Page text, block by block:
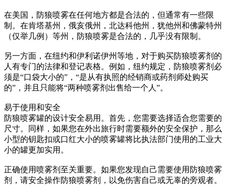
在美国，防狼喷雾在任何地方都是合法的，但通常有一些限
制。在肯塔基州，俄亥俄州，北达科他州，犹他州和佛蒙特州
（仅举几例）等州，防狼喷雾是合法的，几乎没有限制。
另一方面，在纽约和伊利诺伊州等地，对于购买防狼喷雾剂的
人有专门的法律和登记表格。例如，纽约规定，防狼喷雾剂必
须是“口袋大小的”，“是从有执照的经销商或药剂师处购买
的”，并且只能将“两种喷雾剂出售给一个人”。
易于使用和安全
防狼喷雾罐的设计安全易用。首先，您需要选择适合您需要的
尺寸。同样，如果您在外出旅行时需要额外的安全保护，那么
小型的钥匙扣或口红大小的喷雾罐将比执法部门使用的工业大
小的罐更加实用。
正确使用喷雾剂至关重要。如果您发现自己需要使用防狼喷雾
剂，请安全操作防狼喷雾剂，以免伤害自己或无辜的旁观者。